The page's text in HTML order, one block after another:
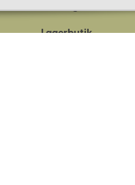
Företagets historia
Lagerbutik